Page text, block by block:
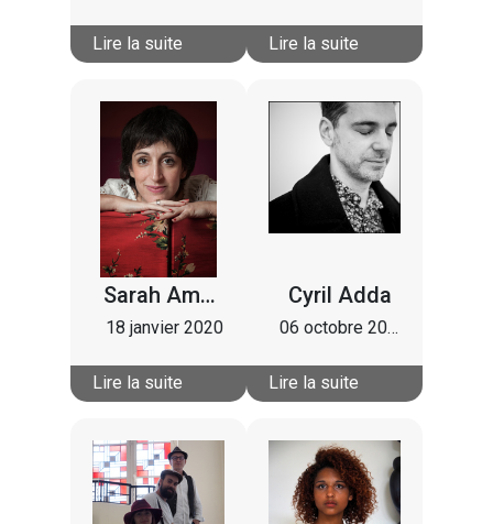
Lire la suite Lire la suite
Sarah Amsellem
18 janvier 2020
Lire la suite
Cyril Adda
06 octobre 2019
Lire la suite